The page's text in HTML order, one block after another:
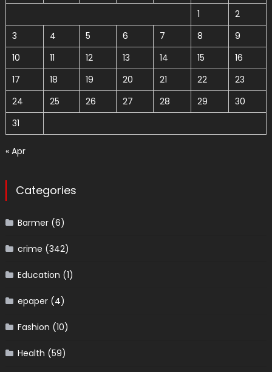
1
2
3
4 5 6 7 8
9
10
11 12 13 14 15
16
17
18 19 20 21 22
23
24
25 26 27 28 29
30
31
« Apr
Categories
Barmer(6)
crime (342)
Education (1)
epaper(4)
Fashion (10)
Health (59)